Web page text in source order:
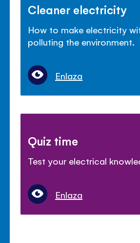
Cleaner electricity
How to make electricity
polluting the environment.
Enlaza
Quiz time
Test your electrical
Enlaza